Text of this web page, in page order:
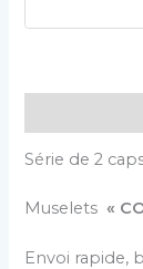
Série de 2
Muselets «
Envoi rapide,